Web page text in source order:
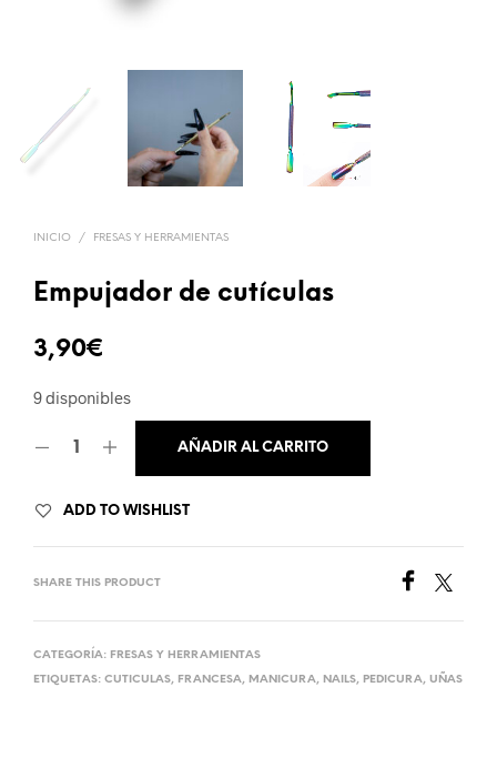
INICIO / FRESAS Y HERRAMIENTAS
Empujador de cutículas
3,90€
9 disponibles
AÑADIR AL CARRITO
ADD TO WISHLIST
SHARE THIS PRODUCT
CATEGORÍA: FRESAS Y HERRAMIENTAS
ETIQUETAS: CUTICULAS, FRANCESA, MANICURA, NAILS, PEDICURA, UÑAS